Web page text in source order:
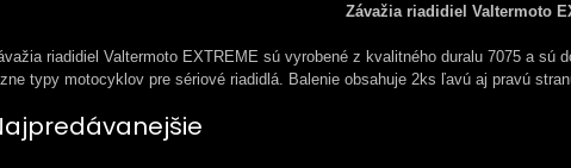
Závažia riadidiel Valtermoto
riadidiel Valtermoto EXTREME sú vyrobené z kvalitného duralu 7075 a sú
typy motocyklov pre sériové riadidlá. Balenie obsahuje 2ks ľavú aj pravú